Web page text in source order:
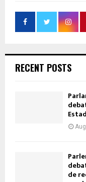
RECENT POSTS
de